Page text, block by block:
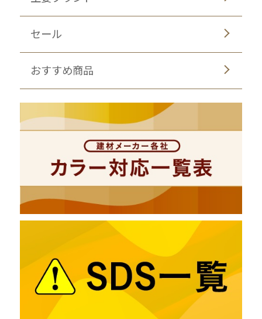
セール
おすすめ商品